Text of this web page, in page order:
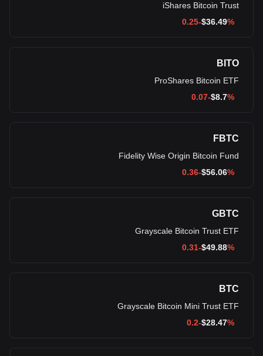
iShares Bitcoin Trust
$36.49%-0.25
BITO
ProShares Bitcoin ETF
$8.7%-0.07
FBTC
Fidelity Wise Origin Bitcoin Fund
$56.06%-0.36
GBTC
Grayscale Bitcoin Trust ETF
$49.88%-0.31
BTC
Grayscale Bitcoin Mini Trust ETF
$28.47%-0.2